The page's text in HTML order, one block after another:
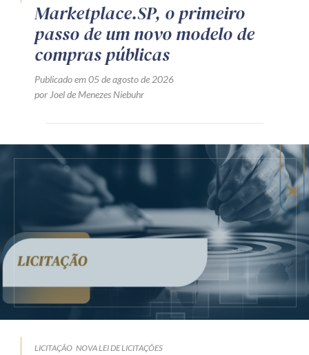
Marketplace.SP, o primeiro
passo de um novo modelo de
compras públicas
Publicado em 05 de agosto de 2026
por Joel de Menezes Niebuhr
LICITAÇÃO NOVA LEI DE LICITAÇÕES